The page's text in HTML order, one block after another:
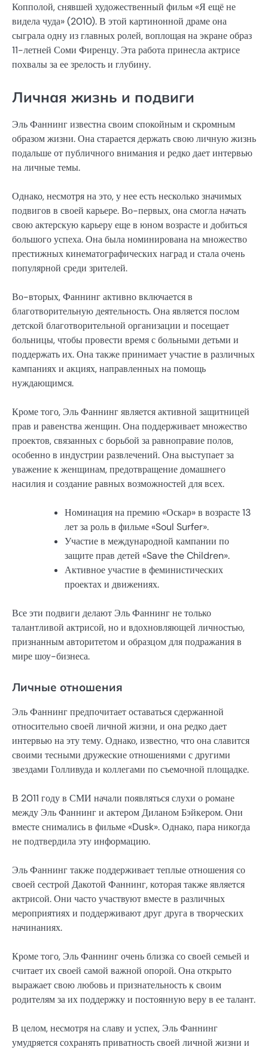
Копполой, снявшей художественный фильм «Я ещё не
видела чуда» (2010). В этой картинонной драме она
сыграла одну из главных ролей, воплощая на экране образ
11-летней Соми Фиренцу. Эта работа принесла актрисе
похвалы за ее зрелость и глубину.
Личная жизнь и подвиги
Эль Фаннинг известна своим спокойным и скромным
образом жизни. Она старается держать свою личную жизнь
подальше от публичного внимания и редко дает интервью
на личные темы.
Однако, несмотря на это, у нее есть несколько значимых
подвигов в своей карьере. Во-первых, она смогла начать
свою актерскую карьеру еще в юном возрасте и добиться
большого успеха. Она была номинирована на множество
престижных кинематографических наград и стала очень
популярной среди зрителей.
Во-вторых, Фаннинг активно включается в
благотворительную деятельность. Она является послом
детской благотворительной организации и посещает
больницы, чтобы провести время с больными детьми и
поддержать их. Она также принимает участие в различных
кампаниях и акциях, направленных на помощь
нуждающимся.
Кроме того, Эль Фаннинг является активной защитницей
прав и равенства женщин. Она поддерживает множество
проектов, связанных с борьбой за равноправие полов,
особенно в индустрии развлечений. Она выступает за
уважение к женщинам, предотвращение домашнего
насилия и создание равных возможностей для всех.
Номинация на премию «Оскар» в возрасте 13
лет за роль в фильме «Soul Surfer».
Участие в международной кампании по
защите прав детей «Save the Children».
Активное участие в феминистических
проектах и движениях.
Все эти подвиги делают Эль Фаннинг не только
талантливой актрисой, но и вдохновляющей личностью,
признанным авторитетом и образцом для подражания в
мире шоу-бизнеса.
Личные отношения
Эль Фаннинг предпочитает оставаться сдержанной
относительно своей личной жизни, и она редко дает
интервью на эту тему. Однако, известно, что она славится
своими тесными дружеские отношениями с другими
звездами Голливуда и коллегами по съемочной площадке.
В 2011 году в СМИ начали появляться слухи о романе
между Эль Фаннинг и актером Диланом Бэйкером. Они
вместе снимались в фильме «Dusk». Однако, пара никогда
не подтвердила эту информацию.
Эль Фаннинг также поддерживает теплые отношения со
своей сестрой Дакотой Фаннинг, которая также является
актрисой. Они часто участвуют вместе в различных
мероприятиях и поддерживают друг друга в творческих
начинаниях.
Кроме того, Эль Фаннинг очень близка со своей семьей и
считает их своей самой важной опорой. Она открыто
выражает свою любовь и признательность к своим
родителям за их поддержку и постоянную веру в ее талант.
В целом, несмотря на славу и успех, Эль Фаннинг
умудряется сохранять приватность своей личной жизни и